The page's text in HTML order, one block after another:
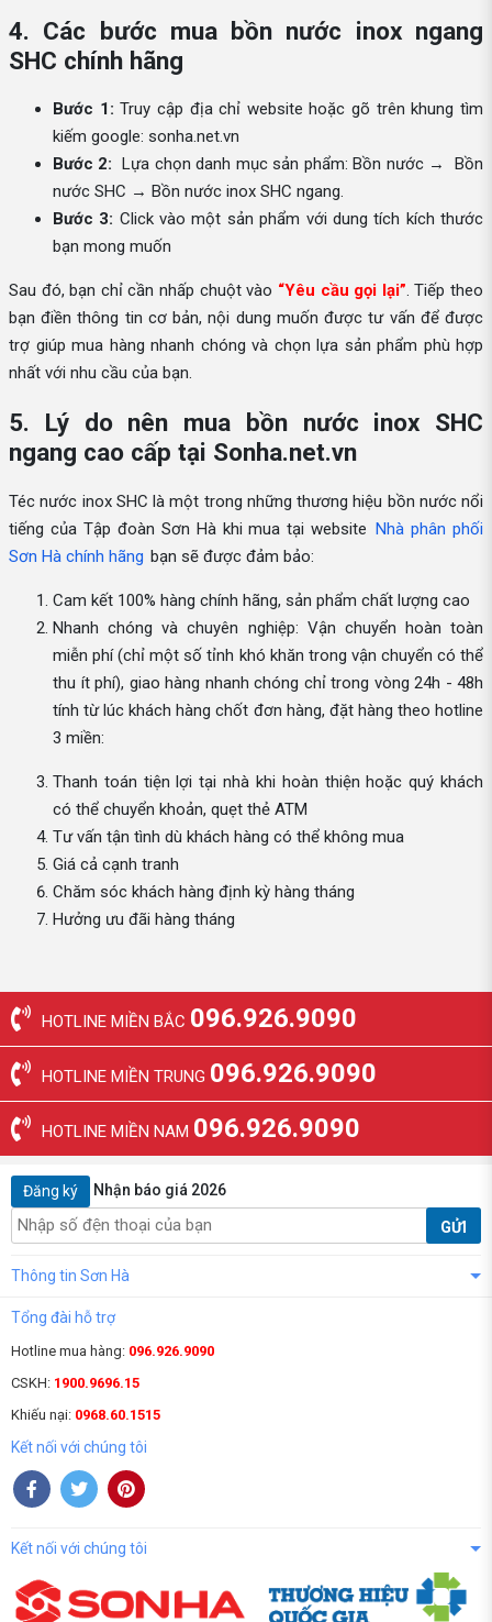
4. Các bước mua bồn nước inox ngang
SHC chính hãng
Bước 1: Truy cập địa chỉ website hoặc gõ trên khung tìm
kiếm google: sonha.net.vn
Bước 2: Lựa chọn danh mục sản phẩm: Bồn nước → Bồn
nước SHC → Bồn nước inox SHC ngang.
Bước 3: Click vào một sản phẩm với dung tích kích thước
bạn mong muốn
Sau đó, bạn chỉ cần nhấp chuột vào “Yêu cầu gọi lại”. Tiếp theo
bạn điền thông tin cơ bản, nội dung muốn được tư vấn để được
trợ giúp mua hàng nhanh chóng và chọn lựa sản phẩm phù hợp
nhất với nhu cầu của bạn.
5. Lý do nên mua bồn nước inox SHC
ngang cao cấp tại Sonha.net.vn
Téc nước inox SHC là một trong những thương hiệu bồn nước nổi
tiếng của Tập đoàn Sơn Hà khi mua tại website Nhà phân phối
Sơn Hà chính hãng bạn sẽ được đảm bảo:
Cam kết 100% hàng chính hãng, sản phẩm chất lượng cao
Nhanh chóng và chuyên nghiệp: Vận chuyển hoàn toàn
miễn phí (chỉ một số tỉnh khó khăn trong vận chuyển có thể
thu ít phí), giao hàng nhanh chóng chỉ trong vòng 24h - 48h
tính từ lúc khách hàng chốt đơn hàng, đặt hàng theo hotline
3 miền:
Thanh toán tiện lợi tại nhà khi hoàn thiện hoặc quý khách
có thể chuyển khoản, quẹt thẻ ATM
Tư vấn tận tình dù khách hàng có thể không mua
Giá cả cạnh tranh
Chăm sóc khách hàng định kỳ hàng tháng
Hưởng ưu đãi hàng tháng
HOTLINE MIỀN BẮC 096.926.9090
HOTLINE MIỀN TRUNG 096.926.9090
HOTLINE MIỀN NAM 096.926.9090
Đăng ký Nhận báo giá 2026
GỬI
Thông tin Sơn Hà
Tổng đài hỗ trợ
Hotline mua hàng: 096.926.9090
CSKH: 1900.9696.15
Khiếu nại: 0968.60.1515
Kết nối với chúng tôi
Kết nối với chúng tôi